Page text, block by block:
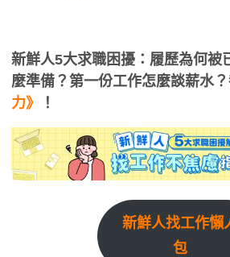
新鮮人5大求職困擾：履歷為何被
麼準備？第一份工作怎麼談薪水
力》
！
新鮮人找工作懶
包